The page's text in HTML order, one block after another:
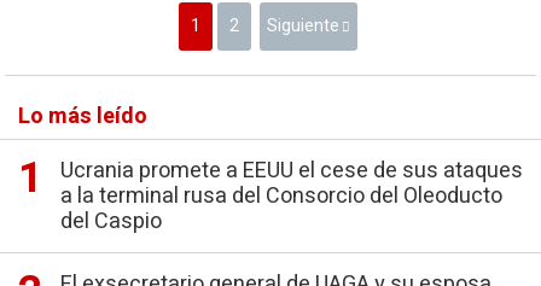
1 2 Siguiente
Lo más leído
Ucrania promete a EEUU el cese de sus ataques
a la terminal rusa del Consorcio del Oleoducto
del Caspio